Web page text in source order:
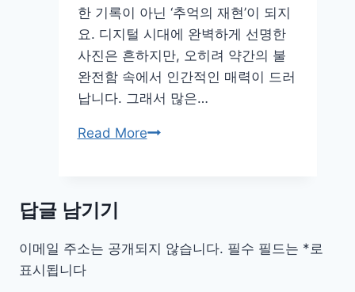
한 기록이 아닌 ‘추억의 재현’이 되지
요. 디지털 시대에 완벽하게 선명한
사진은 흔하지만, 오히려 약간의 불
완전함 속에서 인간적인 매력이 드러
납니다. 그래서 많은…
Read More필
주
답글 남기기
이메일 주소는 공개되지 않습니다. 필수 필드는 *로
표시됩니다